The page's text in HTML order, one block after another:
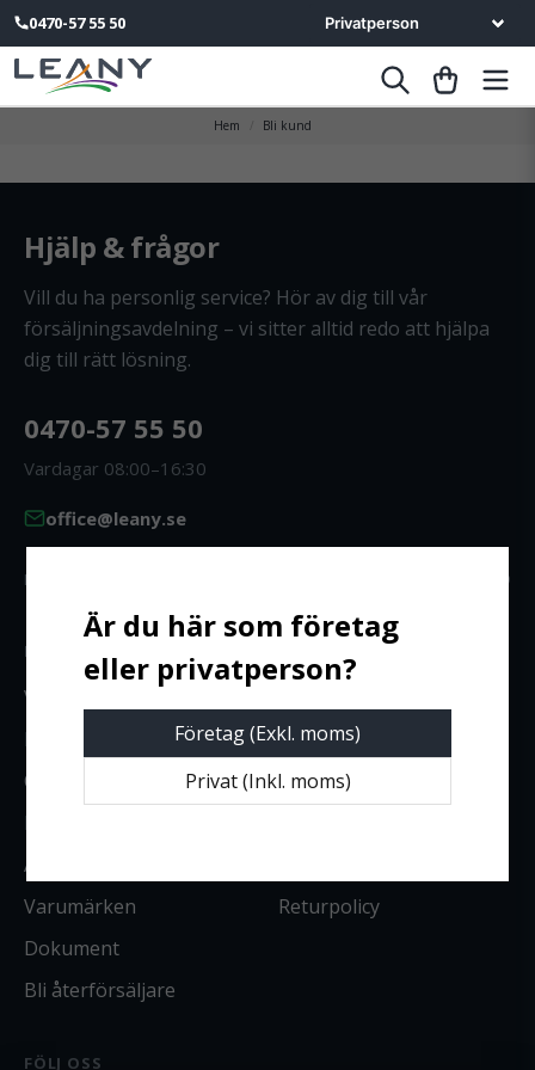
0470-57 55 50
Hem Bli kund
Företag (Exkl. moms)
Privat (Inkl. moms)
Hjälp & frågor
Vill du ha personlig service? Hör av dig till vår
försäljningsavdelning – vi sitter alltid redo att hjälpa
dig till rätt lösning.
0470-57 55 50
Vardagar 08:00–16:30
office@leany.se
Leany AB · Smedjegatan 31 · 352 46 Växjö · Org.nr 559100-2109
INFORMATION
Vanliga frågor
Om oss
Avtal HBV
Varumärken
Dokument
Bli återförsäljare
SERVICE & UNDERHÅLL
Reservdelar
Tjänster
Returpolicy
FÖLJ OSS